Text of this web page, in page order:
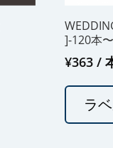
]-120本〜
¥363 /
ラ